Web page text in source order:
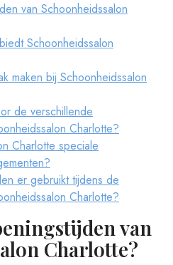
van Schoonheidssalon
Schoonheidssalon
maken bij Schoonheidssalon
de verschillende
Charlotte?
Charlotte speciale
er gebruikt tijdens de
Charlotte?
van
Charlotte?